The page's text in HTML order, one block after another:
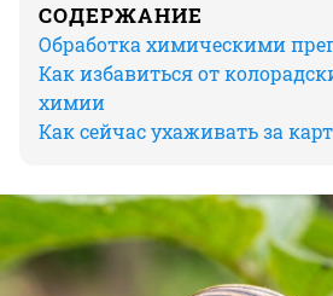
СОДЕРЖАНИЕ
Обработка химическими
Как избавиться от
химии
Как сейчас ухаживать за